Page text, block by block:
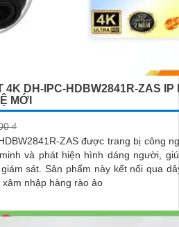
4K DH-IPC-HDBW2841R-ZAS IP
MỚI
₫
ZAS được trang bị công
và phát hiện hình dáng người,
qua dây mạng,
nhập hàng rào ảo